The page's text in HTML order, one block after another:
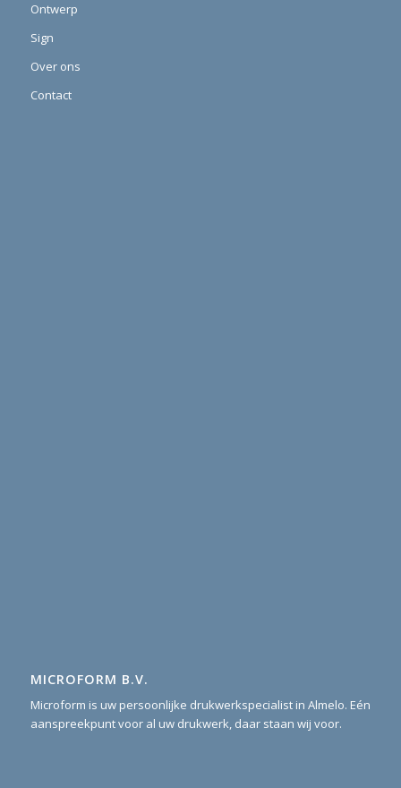
Ontwerp
Sign
Over ons
Contact
MICROFORM B.V.
Microform is uw persoonlijke drukwerkspecialist in Almelo. Eén
aanspreekpunt voor al uw drukwerk, daar staan wij voor.